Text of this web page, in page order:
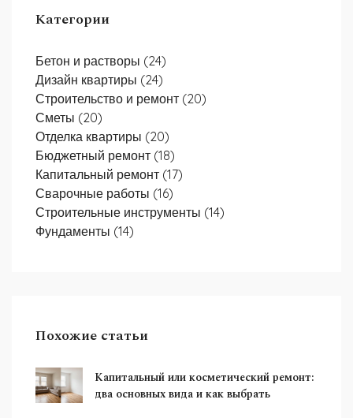
Категории
Бетон и растворы (24)
Дизайн квартиры (24)
Строительство и ремонт (20)
Сметы (20)
Отделка квартиры (20)
Бюджетный ремонт (18)
Капитальный ремонт (17)
Сварочные работы (16)
Строительные инструменты (14)
Фундаменты (14)
Похожие статьи
Капитальный или косметический ремонт:
два основных вида и как выбрать